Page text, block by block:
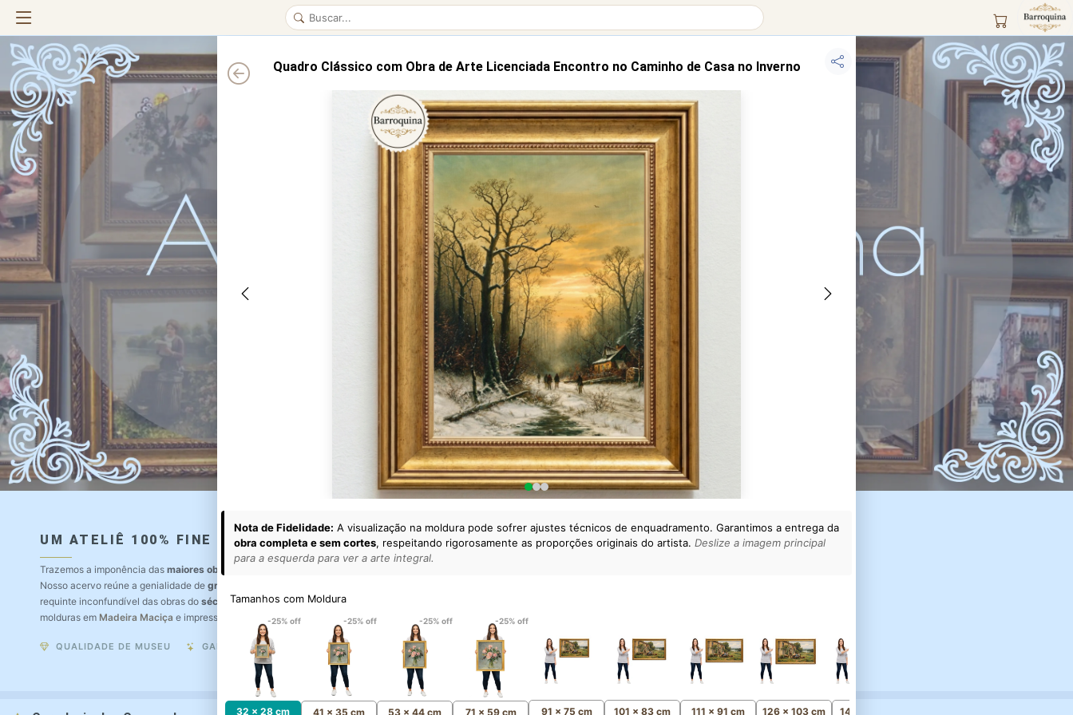
UM ATELIÊ 100% FINE ART
Trazemos a imponência das maiores obras de arte do mundo
Nosso acervo reúne a genialidade de grandes pintores renomados
requinte inconfundível das obras do século XIX. Produção artesanal em
molduras em Madeira Maciça e impressão com Pigmentação Mineral.
QUALIDADE DE MUSEU GARANTIA ETERNA
Quadro Clássico com Obra de Arte Licenciada Encontro no Caminho de Casa no Inverno
Nota de Fidelidade: A visualização na moldura pode sofrer ajustes técnicos de enquadramento. Garantimos a entrega da
obra completa e sem cortes, respeitando rigorosamente as proporções originais do artista. Deslize a imagem principal
para a esquerda para ver a arte integral.
Tamanhos com Moldura
-25% off
32 x 28 cm
-25% off
41 x 35 cm
-25% off
53 x 44 cm
-25% off
71 x 59 cm 91 x 75 cm 101 x 83 cm 111 x 91 cm 126 x 103 cm 141 x 115 cm